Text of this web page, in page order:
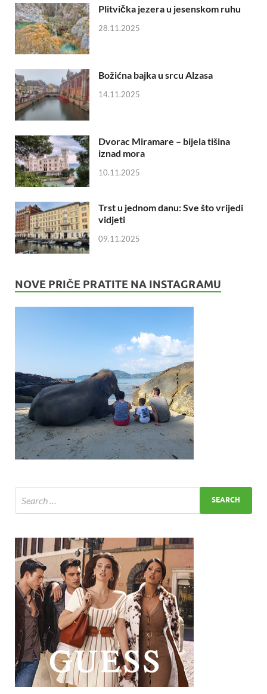
Plitvička jezera u jesenskom ruhu
28.11.2025
Božićna bajka u srcu Alzasa
14.11.2025
Dvorac Miramare – bijela tišina
iznad mora
10.11.2025
Trst u jednom danu: Sve što vrijedi
vidjeti
09.11.2025
NOVE PRIČE PRATITE NA INSTAGRAMU